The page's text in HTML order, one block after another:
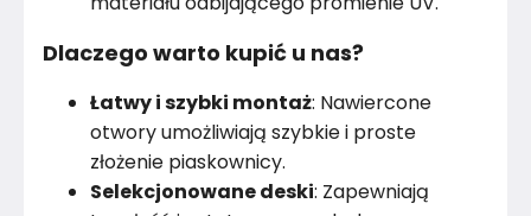
Dlaczego warto kupić u nas?
Łatwy i szybki montaż: Nawiercone
otwory umożliwiają szybkie i proste
złożenie piaskownicy.
Selekcjonowane deski: Zapewniają